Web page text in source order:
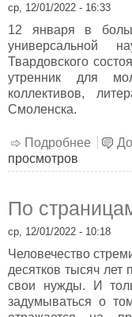
ср, 12/01/2022 - 16:33
12 января в
универсальной
Твардовского
утренник для
коллективов,
Смоленска.
Подробнее о
просмотров
По
ср, 12/01/2022 - 10:18
Человечество
десятков тысяч
свои нужды. И
задумываться о